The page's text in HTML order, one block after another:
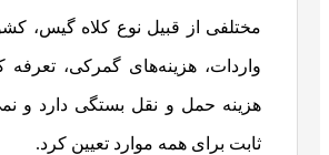
مختلفی از قبیل نوع کلاه گیس،
واردات، هزینه‌های گمرکی، تعرفه
هزینه حمل و نقل بستگی دارد و
ثابت برای همه موارد تعیین کرد.